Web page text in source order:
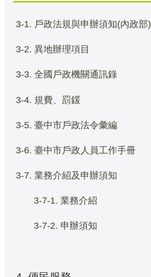
3-1. 戶政法規與申辦須知(內政部)
3-2. 異地辦理項目
3-3. 全國戶政機關通訊錄
3-4. 規費、罰鍰
3-5. 臺中市戶政法令彙編
3-6. 臺中市戶政人員工作手冊
3-7. 業務介紹及申辦須知
3-7-1. 業務介紹
3-7-2. 申辦須知